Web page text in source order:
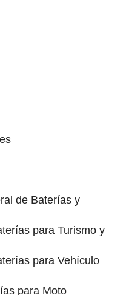
de Baterías y
para Turismo y
para Vehículo
para Moto